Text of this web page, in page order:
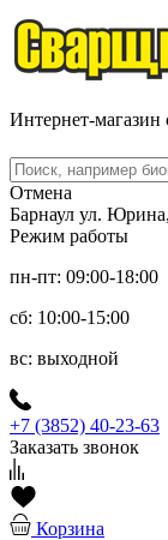
Интернет-магазин
Отмена
Барнаул ул.
Режим работы
пн-пт: 09:00-18:00
сб: 10:00-15:00
вс: выходной
+7 (3852) 40-23-63
Заказать звонок
Корзина